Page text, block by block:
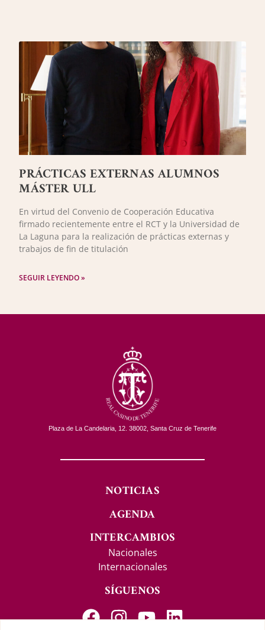
PRÁCTICAS EXTERNAS ALUMNOS
MÁSTER ULL
En virtud del Convenio de Cooperación Educativa
firmado recientemente entre el RCT y la Universidad de
La Laguna para la realización de prácticas externas y
trabajos de fin de titulación
SEGUIR LEYENDO »
Plaza de La Candelaria, 12. 38002, Santa Cruz de Tenerife
NOTICIAS
AGENDA
INTERCAMBIOS
Nacionales
Internacionales
SÍGUENOS